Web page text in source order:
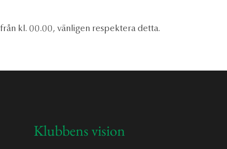
kl. 00.00, vänligen respektera detta.
Klubbens vision